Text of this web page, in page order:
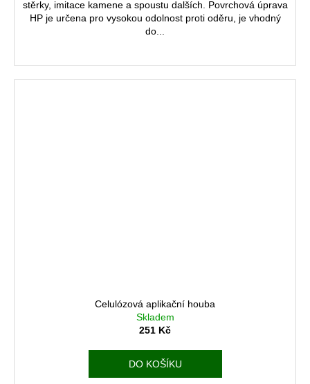
stěrky, imitace kamene a spoustu dalších. Povrchová úprava
HP je určena pro vysokou odolnost proti oděru, je vhodný
do...
Celulózová aplikační houba
Skladem
251 Kč
DO KOŠÍKU